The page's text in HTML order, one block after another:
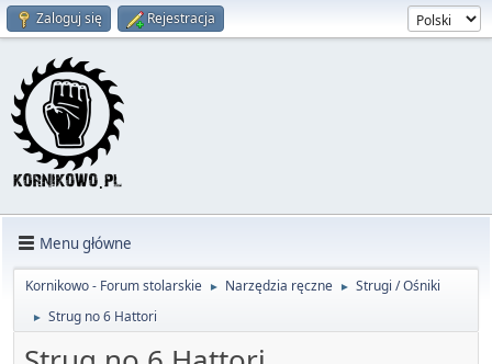
Zaloguj się Rejestracja
Menu główne
Kornikowo - Forum stolarskie ► Narzędzia ręczne ► Strugi / Ośniki
► Strug no 6 Hattori